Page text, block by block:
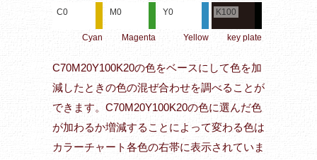
C0
Cyan
M0
Magenta
Y0
Yellow
K100
key plate
C70M20Y100K20の色をベースにして色を加
減したときの色の混ぜ合わせを調べることが
できます。C70M20Y100K20の色に選んだ色
が加わるか増減することによって変わる色は
カラーチャート各色の右帯に表示されていま